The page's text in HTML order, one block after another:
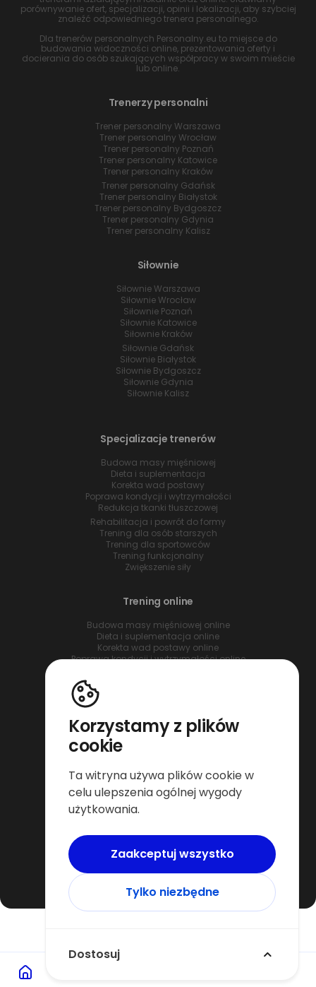
porównywanie ofert, specjalizacji, opinii i lokalizacji, aby szybciej
znaleźć odpowiedniego trenera personalnego.
Dla trenerów personalnych Personalny.eu to miejsce do
budowania widoczności online, prezentowania oferty i
docierania do osób szukających współpracy w swoim mieście
lub online.
Trenerzy personalni
Trener personalny Warszawa
Trener personalny Wrocław
Trener personalny Poznań
Trener personalny Katowice
Trener personalny Kraków
Trener personalny Gdańsk
Trener personalny Białystok
Trener personalny Bydgoszcz
Trener personalny Gdynia
Trener personalny Kalisz
Siłownie
Siłownie Warszawa
Siłownie Wrocław
Siłownie Poznań
Siłownie Katowice
Siłownie Kraków
Siłownie Gdańsk
Siłownie Białystok
Siłownie Bydgoszcz
Siłownie Gdynia
Siłownie Kalisz
Specjalizacje trenerów
Budowa masy mięśniowej
Dieta i suplementacja
Korekta wad postawy
Poprawa kondycji i wytrzymałości
Redukcja tkanki tłuszczowej
Rehabilitacja i powrót do formy
Trening dla osób starszych
Trening dla sportowców
Trening funkcjonalny
Zwiększenie siły
Trening online
Budowa masy mięśniowej online
Dieta i suplementacja online
Korekta wad postawy online
Poprawa kondycji i wytrzymałości online
Rehabilitacja i powrót do formy online
Trening dla osób starszych online
Trening dla sportowców online
Trening funkcjonalny online
Zwiększenie siły online
Dla trenera Warszawa
Dla trenera Wrocław
Dla trenera Poznań
Dla trenera Kraków
Dla trenera Gdańsk
Korzystamy z plików
cookie
Ta witryna używa plików cookie w
celu ulepszenia ogólnej wygody
użytkowania.
Zaakceptuj wszystko
Tylko niezbędne
Dostosuj